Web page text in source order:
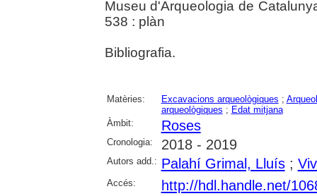
Museu d'Arqueologia de
538 : plàn
Bibliografia.
Matèries: Excavacions arqueològiques ;
arqueològiques ; Edat mitjana
Àmbit:
Roses
Cronologia: 2018 - 2019
Autors add.: Palahí Grimal, Lluís;
Accés: http://hdl.handle.net/